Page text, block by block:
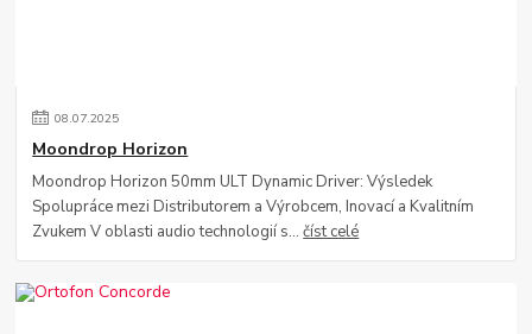
08.07.2025
Moondrop Horizon
Moondrop Horizon 50mm ULT Dynamic Driver: Výsledek
Spolupráce mezi Distributorem a Výrobcem, Inovací a Kvalitním
Zvukem V oblasti audio technologií s...číst celé